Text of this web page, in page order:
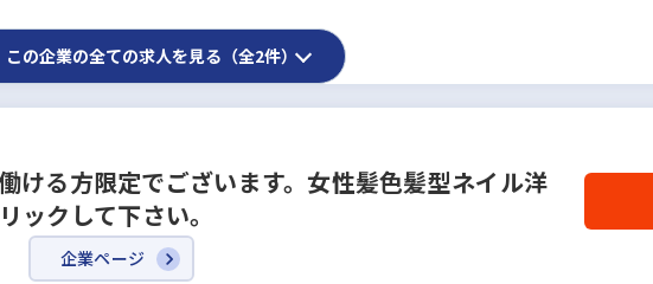
この企業の全ての求人を見る（全2件）
る方限定でございます。女性髪色髪型ネイル洋
ックして下さい。
企業ページ